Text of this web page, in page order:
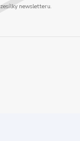
newsletteru.